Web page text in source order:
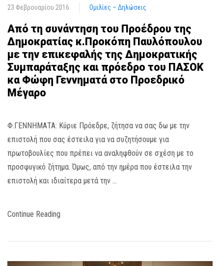
23 Φεβρουαρίου 2016 Ομιλίες – Δηλώσεις
Από τη συνάντηση του Προέδρου της
Δημοκρατίας κ.Προκόπη Παυλόπουλου
με την επικεφαλής της Δημοκρατικής
Συμπαράταξης και πρόεδρο του ΠΑΣΟΚ
κα Φώφη Γεννηματά στο Προεδρικό
Μέγαρο
Φ.ΓΕΝΝΗΜΑΤΑ: Κύριε Πρόεδρε, ζήτησα να σας δω με την
επιστολή που σας έστειλα για να συζητήσουμε για
πρωτοβουλίες που πρέπει να αναληφθούν σε σχέση με το
προσφυγικό ζήτημα. Όμως, από την ημέρα που έστειλα την
επιστολή και ιδιαίτερα μετά την …
Continue Reading